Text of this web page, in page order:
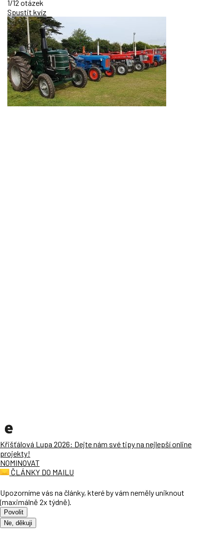
1/12 otázek
Spustit kvíz
Křišťálová Lupa 2026: Dejte nám své tipy na nejlepší online
projekty!
NOMINOVAT
ČLÁNKY DO MAILU
Upozorníme vás na články, které by vám neměly uniknout
(maximálně 2x týdně).
Povolit
Ne, děkuji